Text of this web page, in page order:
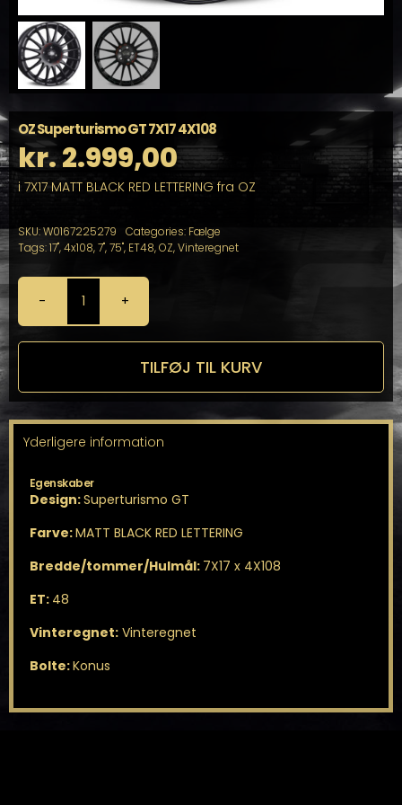
OZ Superturismo GT 7X17 4X108
kr.2.999,00
i 7X17 MATT BLACK RED LETTERING fra OZ
SKU:W0167225279 Categories: Fælge
Tags:17",4x108,7",75", ET48,OZ,Vinteregnet
OZ
Superturismo
GT
antal
TILFØJ TIL KURV
Yderligere information
Egenskaber
Design:Superturismo GT
Farve:MATT BLACK RED LETTERING
Bredde/tommer/Hulmål: 7X17 x 4X108
ET: 48
Vinteregnet:Vinteregnet
Bolte:Konus